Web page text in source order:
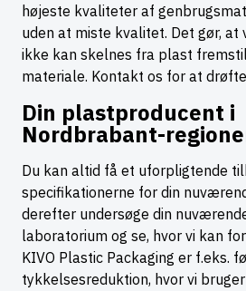
højeste kvaliteter af
uden at miste kvalitet. Det gør,
ikke kan skelnes fra plast
materiale. Kontakt os for at
Din plastproducent i
Nordbrabant-
Du kan altid få et uforpligtende
specifikationerne for din
derefter undersøge din
laboratorium og se, hvor vi kan
KIVO Plastic Packaging er f.eks.
tykkelsesreduktion, hvor vi